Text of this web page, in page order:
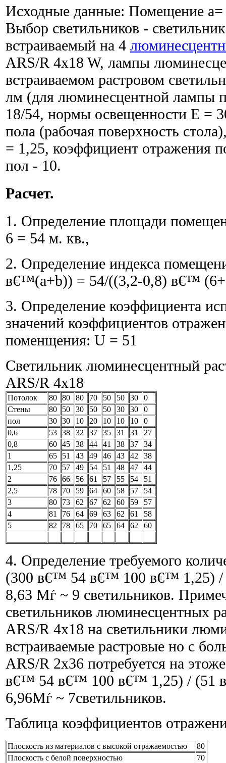
Исходные данные: Помещение
Выбор светильников -
встраиваемый на 4
ARS/R 4x18 W, лампы
встраиваемом растровом
лм (для люминесцентной лампы
18/54, нормы освещенности Е =
пола (рабочая поверхность
= 1,25, коэффициент отражения
пол - 10.
Расчет.
1. Определение площади
6 = 54 м. кв.,
2. Определение индекса
в€™(a+b)) = 54/((3,2-0,8) в€™
3. Определение коэффициента
значений коэффициентов
поменщения: U = 51
Светильник люминесцентный
ARS/R 4x18
Потолок 80 80 80 70 50 50 30
0
Стены
80 50 30 50 50 30 30
0
пол
30 30 10 20 10 10 10
0
0,6
53 38 32 37 35 31 31
27
0,8
60 45 38 44 41 38 37
34
1
65 51 43 49 46 43 42
38
1,25
70 57 49 54 51 48 47
44
2
76 66 56 61 57 55 54
51
2,5
78 70 59 64 60 58 57
54
3
80 73 62 67 62 60 59
57
4
81 76 64 69 63 62 61
58
5
82 78 65 70 65 64 62 60
4. Определение требуемого
(300 в€™ 54 в€™ 100 в€™ 1,25)
8,63 Мѓ ~ 9 светильников.
светильников люминесцентных
ARS/R 4x18 на светильники
встраиваемые растровые но с
ARS/R 2x36 потребуется на
в€™ 54 в€™ 100 в€™ 1,25) / (51
6,96Мѓ ~ 7светильников.
Таблица коэффициентов
Плоскость из материалов с высокой отражаемостью
80
Плоскость с белой поверхностью
70